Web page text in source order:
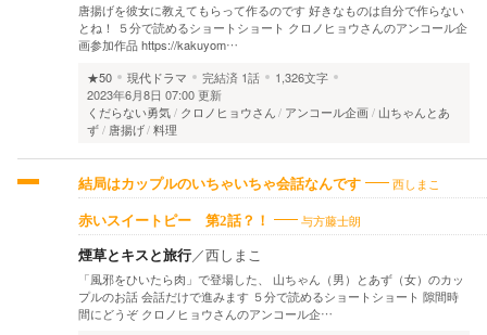
唐揚げを彼女に教えてもらって作るのです 好きなものは自分で作らない
とね！ ５分で読めるショートショート クロノヒョウさんのアンコール企
画参加作品 https://kakuyom…
★50
現代ドラマ 完結済 1話
1,326文字
2023年6月8日 07:00 更新
くだらない勇気
クロノヒョウさん アンコール企画
山ちゃんとあ
ず
唐揚げ 料理
結局はカップルのいちゃいちゃ会話なんです 西しまこ
赤いスイートピー 第2話？！ 与方藤士朗
煙草とキスと旅行／西しまこ
「風邪をひいたら肉」で登場した、 山ちゃん（男）とあず（女）のカッ
プルのお話 会話だけで進みます ５分で読めるショートショート 隙間時
間にどうぞ クロノヒョウさんのアンコール企…